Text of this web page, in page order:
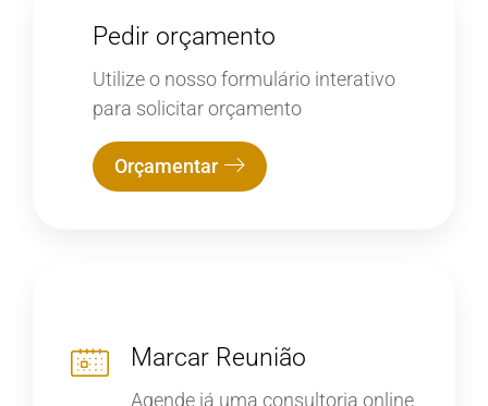
Pedir orçamento
Utilize o nosso formulário interativo
para solicitar orçamento
Orçamentar
Marcar Reunião
Agende já uma consultoria online